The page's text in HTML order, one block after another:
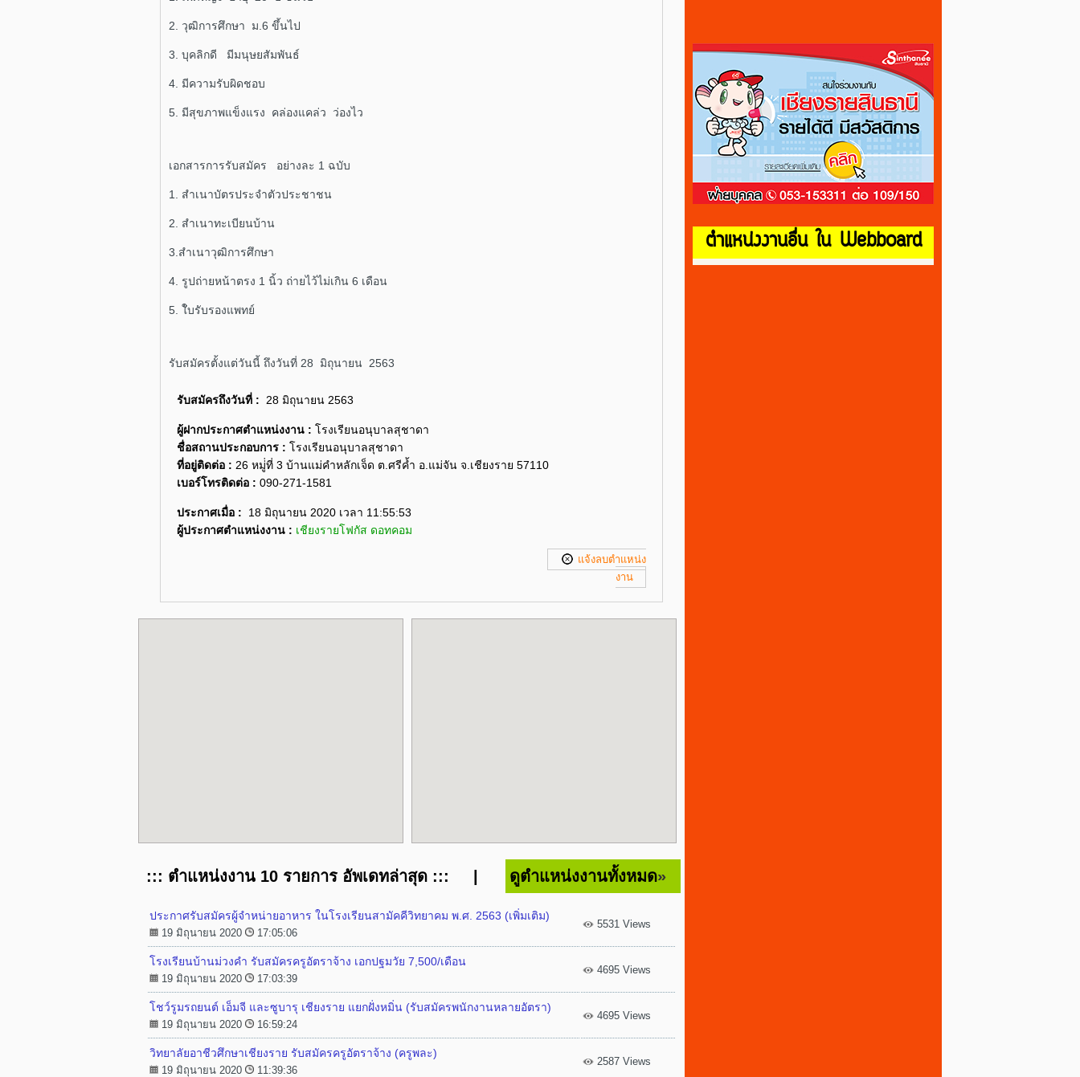
2. วุฒิการศึกษา ม.6 ขึ้นไป
3. บุคลิกดี มีมนุษยสัมพันธ์
4. มีความรับผิดชอบ
5. มีสุขภาพแข็งแรง คล่องแคล่ว ว่องไว
เอกสารการรับสมัคร อย่างละ 1 ฉบับ
1. สำเนาบัตรประจำตัวประชาชน
2. สำเนาทะเบียนบ้าน
3.สำเนาวุฒิการศึกษา
4. รูปถ่ายหน้าตรง 1 นิ้ว ถ่ายไว้ไม่เกิน 6 เดือน
5. ใับรับรองแพทย์
รับสมัครตั้งแต่วันนี้ ถึงวันที่ 28 มิถุนายน 2563
รับสมัครถึงวันที่ : 28 มิถุนายน 2563
ผู้ฝากประกาศตำแหน่งงาน : โรงเรียนอนุบาลสุชาดา
ชื่อสถานประกอบการ : โรงเรียนอนุบาลสุชาดา
ที่อยู่ติดต่อ : 26 หมู่่ที่ 3 บ้านแม่คำหลักเจ็ด ต.ศรีค้ำ อ.แม่จัน จ.เชียงราย 57110
เบอร์โทรติดต่อ : 090-271-1581
ประกาศเมื่อ :
18 มิถุนายน 2020 เวลา 11:55:53
ผู้ประกาศตำแหน่งงาน : เชียงรายโฟกัส ดอทคอม
แจ้งลบตำแหน่ง
งาน
::: ตำแหน่งงาน 10 รายการ อัพเดทล่าสุด ::: | ดูตำแหน่งงานทั้งหมด»
ประกาศรับสมัครผู้จำหน่ายอาหาร ในโรงเรียนสามัคคีวิทยาคม พ.ศ. 2563 (เพิ่มเติม)
19 มิถุนายน 2020 17:05:06
5531 Views
โรงเรียนบ้านม่วงคำ รับสมัครครูอัตราจ้าง เอกปฐมวัย 7,500/เดือน
19 มิถุนายน 2020 17:03:39
4695 Views
โชว์รูมรถยนต์ เอ็มจี และซูบารุ เชียงราย แยกฝั่งหมิ่น (รับสมัครพนักงานหลายอัตรา)
19 มิถุนายน 2020 16:59:24
4695 Views
วิทยาลัยอาชีวศึกษาเชียงราย รับสมัครครูอัตราจ้าง (ครูพละ)
19 มิถุนายน 2020 11:39:36
2587 Views
ตำแหน่งงานอื่น ใน Webboard